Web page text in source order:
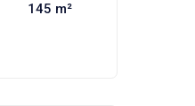
145 m²